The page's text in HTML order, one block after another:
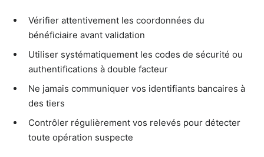
Vérifier attentivement les coordonnées du
bénéficiaire avant validation
Utiliser systématiquement les codes de sécurité ou
authentifications à double facteur
Ne jamais communiquer vos identifiants bancaires à
des tiers
Contrôler régulièrement vos relevés pour détecter
toute opération suspecte